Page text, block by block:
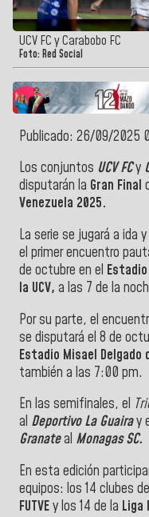
UCV FC y Carabobo FC
Foto: Red Social
Publicado: 26/09/2025
Los conjuntos UCV FCy
disputarán la Gran Final
Venezuela 2025.
La serie se jugará a ida
el primer encuentro
de octubre en el
la UCV, a las 7 de la
Por su parte, el
se disputará el 8 de
Estadio Misael Delgado
también a las 7:00 pm.
En las semifinales, el
al Deportivo La Guairay
Granateal Monagas SC.
En esta edición
equipos: los 14 clubes
FUTVEy los 14 de la Liga